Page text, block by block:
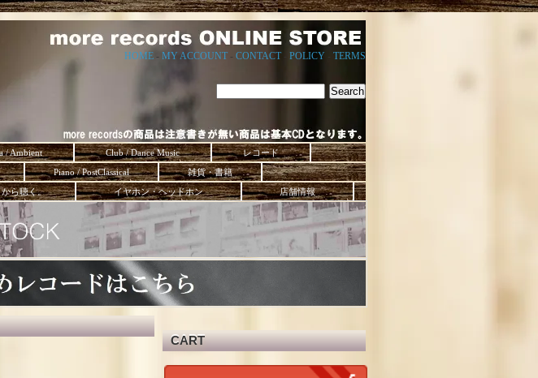
HOME - MY ACCOUNT - CONTACT- POLICY TERMS
/ Ambient Club / Dance Music
レコード
Piano / PostClassical
雑貨・書籍
ら聴く。 イヤホン・ヘッドホン 店舗情報
CART